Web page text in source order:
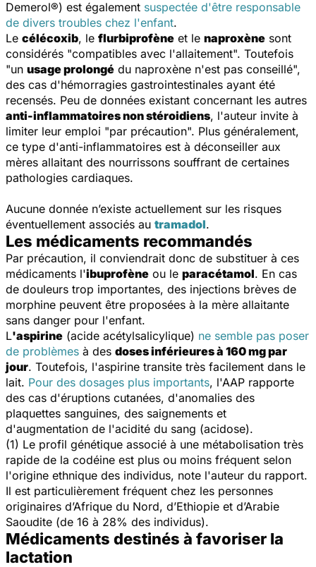
Demerol®) est également suspectée d'être responsable
de divers troubles chez l'enfant.
Le célécoxib, le flurbiprofène et le naproxène sont
considérés "compatibles avec l'allaitement". Toutefois
"un usage prolongé du naproxène n'est pas conseillé",
des cas d'hémorragies gastrointestinales ayant été
recensés. Peu de données existant concernant les autres
anti-inflammatoires non stéroidiens, l'auteur invite à
limiter leur emploi "par précaution". Plus généralement,
ce type d'anti-inflammatoires est à déconseiller aux
mères allaitant des nourrissons souffrant de certaines
pathologies cardiaques.
Aucune donnée n’existe actuellement sur les risques
éventuellement associés au tramadol.
Les médicaments recommandés
Par précaution, il conviendrait donc de substituer à ces
médicaments l'ibuprofène ou le paracétamol. En cas
de douleurs trop importantes, des injections brèves de
morphine peuvent être proposées à la mère allaitante
sans danger pour l'enfant.
L'aspirine (acide acétylsalicylique) ne semble pas poser
de problèmes à des doses inférieures à 160 mg par
jour. Toutefois, l'aspirine transite très facilement dans le
lait. Pour des dosages plus importants, l'AAP rapporte
des cas d'éruptions cutanées, d'anomalies des
plaquettes sanguines, des saignements et
d'augmentation de l'acidité du sang (acidose).
(1) Le profil génétique associé à une métabolisation très
rapide de la codéine est plus ou moins fréquent selon
l'origine ethnique des individus, note l'auteur du rapport.
Il est particulièrement fréquent chez les personnes
originaires d’Afrique du Nord, d’Ethiopie et d’Arabie
Saoudite (de 16 à 28% des individus).
Médicaments destinés à favoriser la
lactation